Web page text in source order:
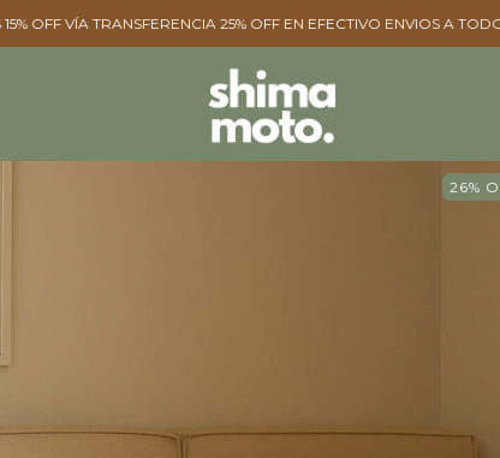
ㅤㅤ25% OFF EN EFECTIVO ㅤㅤENVIOS A TODO EL PAÍS / GRATIS
26%